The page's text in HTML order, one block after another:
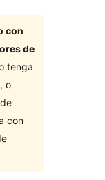
con
de
tenga
o
con